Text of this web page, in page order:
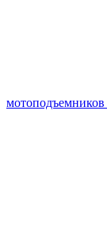
мотоподъемников